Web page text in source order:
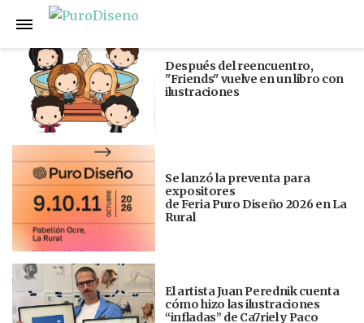
Anterior
Después del reencuentro,
"Friends" vuelve en un libro con
ilustraciones
Se lanzó la preventa para
expositores
de Feria Puro Diseño 2026 en La
Rural
El artista Juan Perednik cuenta
cómo hizo las ilustraciones
“infladas” de Ca7riel y Paco
Siguiente